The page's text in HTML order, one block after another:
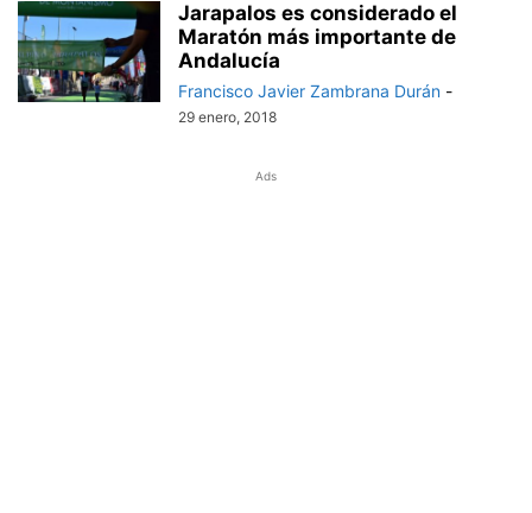
Jarapalos es considerado el
Maratón más importante de
Andalucía
Francisco Javier Zambrana Durán -
29 enero, 2018
Ads